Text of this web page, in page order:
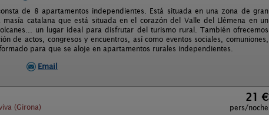
de 8 apartamentos independientes. Está situada en una zona de gran
catalana que está situada en el corazón del Valle del Llémena en un
un lugar ideal para disfrutar del turismo rural. También ofrecemos
de actos, congresos y encuentros, así como eventos sociales, comuniones,
para que se aloje en apartamentos rurales independientes.
Email
(Girona)
21 €
pers/noche